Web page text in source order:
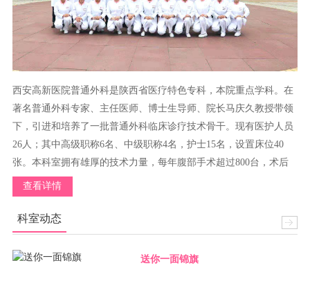
西安高新医院普通外科是陕西省医疗特色专科，本院重点学科。在
著名普通外科专家、主任医师、博士生导师、院长马庆久教授带领
下，引进和培养了一批普通外科临床诊疗技术骨干。现有医护人员
26人；其中高级职称6名、中级职称4名，护士15名，设置床位40
张。本科室拥有雄厚的技术力量，每年腹部手术超过800台，术后
并发症少，达到了省内先进水平。 西安高新医院普通外科收治范围
1、胃部疾病：贲门癌、胃癌，需外科处理的胃十二指肠溃疡和淋
巴瘤等，胃间质瘤，胃神经内分泌瘤，胃平滑肌瘤等，胃旁路、袖
状胃切除等减重代谢手术，及其他需要外科处理的胃疾病；2、小
肠疾病：小肠恶性肿瘤、小肠间质瘤，小肠神经内分泌肿瘤，小肠
查看详情
科室动态
送你一面锦旗